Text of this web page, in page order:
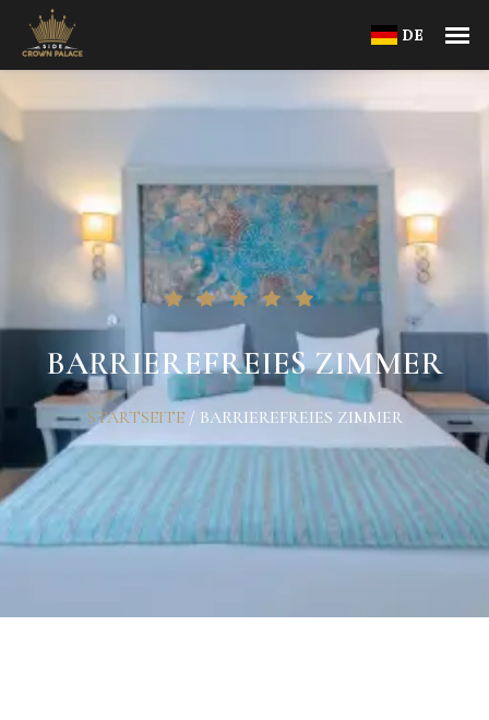
DE
BARRIEREFREIES ZIMMER
STARTSEITE / BARRIEREFREIES ZIMMER